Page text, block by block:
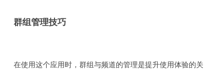
群组管理技巧
在使用这个应用时，群组与频道的管理是提升使用体验的关